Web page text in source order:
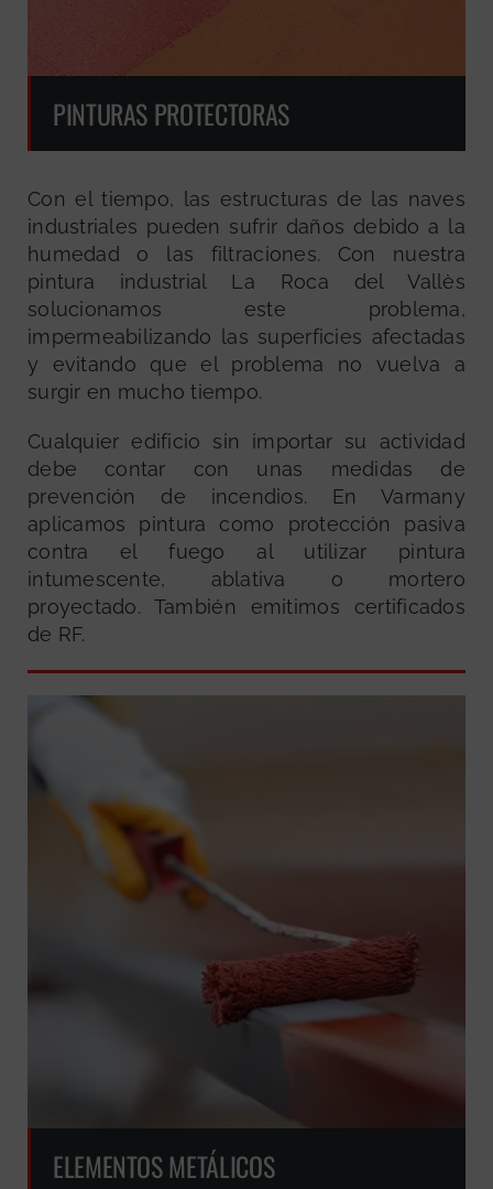
PINTURAS PROTECTORAS
Con el tiempo, las estructuras de las naves
industriales pueden sufrir daños debido a la
humedad o las filtraciones. Con nuestra
pintura industrial La Roca del Vallès
solucionamos este problema,
impermeabilizando las superficies afectadas
y evitando que el problema no vuelva a
surgir en mucho tiempo.
Cualquier edificio sin importar su actividad
debe contar con unas medidas de
prevención de incendios. En Varmany
aplicamos pintura como protección pasiva
contra el fuego al utilizar pintura
intumescente, ablativa o mortero
proyectado. También emitimos certificados
de RF.
ELEMENTOS METÁLICOS